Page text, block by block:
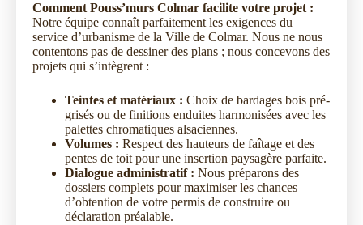
Comment Pouss’murs Colmar facilite votre projet :
Notre équipe connaît parfaitement les exigences du
service d’urbanisme de la Ville de Colmar. Nous ne nous
contentons pas de dessiner des plans ; nous concevons des
projets qui s’intègrent :
Teintes et matériaux : Choix de bardages bois pré-
grisés ou de finitions enduites harmonisées avec les
palettes chromatiques alsaciennes.
Volumes : Respect des hauteurs de faîtage et des
pentes de toit pour une insertion paysagère parfaite.
Dialogue administratif : Nous préparons des
dossiers complets pour maximiser les chances
d’obtention de votre permis de construire ou
déclaration préalable.